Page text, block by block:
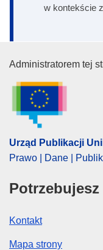
w kontekście
Urząd
Administratorem tej
Urząd Publikacji
Prawo | Dane |
Kontakt
Mapa strony